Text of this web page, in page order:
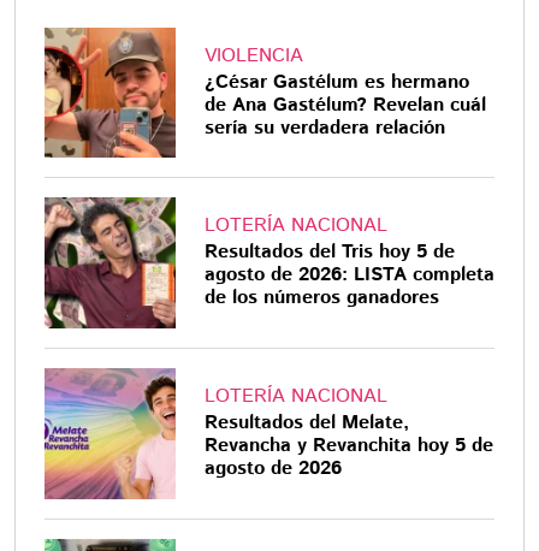
VIOLENCIA
¿César Gastélum es hermano
de Ana Gastélum? Revelan cuál
sería su verdadera relación
LOTERÍA NACIONAL
Resultados del Tris hoy 5 de
agosto de 2026: LISTA completa
de los números ganadores
LOTERÍA NACIONAL
Resultados del Melate,
Revancha y Revanchita hoy 5 de
agosto de 2026